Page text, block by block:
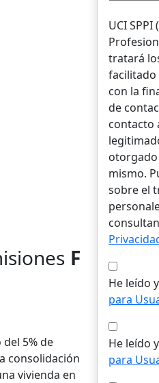
F
del 5% de
consolidación
vivienda en
UCI SPPI
tratará
facilitado
con la
de
contacto
mismo.
sobre el
He leído
para
He leído
para